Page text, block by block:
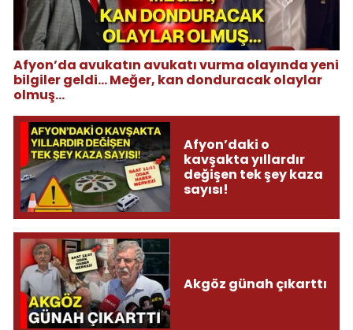
Afyon’da avukatın avukatı vurma olayında yeni
bilgiler geldi... Meğer, kan donduracak olaylar
olmuş...
Afyon’daki o
kavşakta yıllardır
değişen tek şey kaza
sayısı!
Akgöz günah çıkarttı